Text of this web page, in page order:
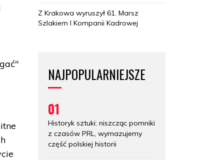
Z Krakowa wyruszył 61. Marsz
Szlakiem I Kompanii Kadrowej
NAJPOPULARNIEJSZE
01
Historyk sztuki: niszcząc pomniki
z czasów PRL, wymazujemy
część polskiej historii